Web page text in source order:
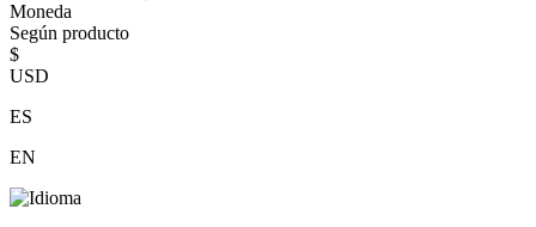
Moneda
Según producto
$
USD
ES
EN